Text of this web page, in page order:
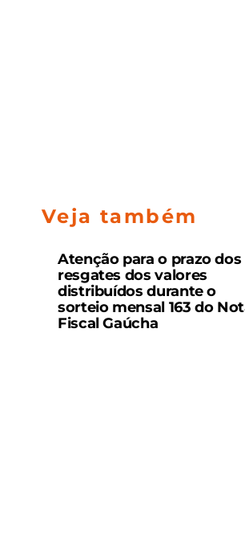
Veja também
Atenção para o prazo dos
resgates dos valores
distribuídos durante o
sorteio mensal 163 do
Fiscal Gaúcha